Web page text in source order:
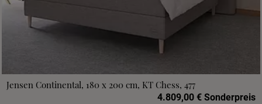
Jensen Continental, 180 x 200 cm, KT Chess, 477
4.809,00 € Sonderpreis